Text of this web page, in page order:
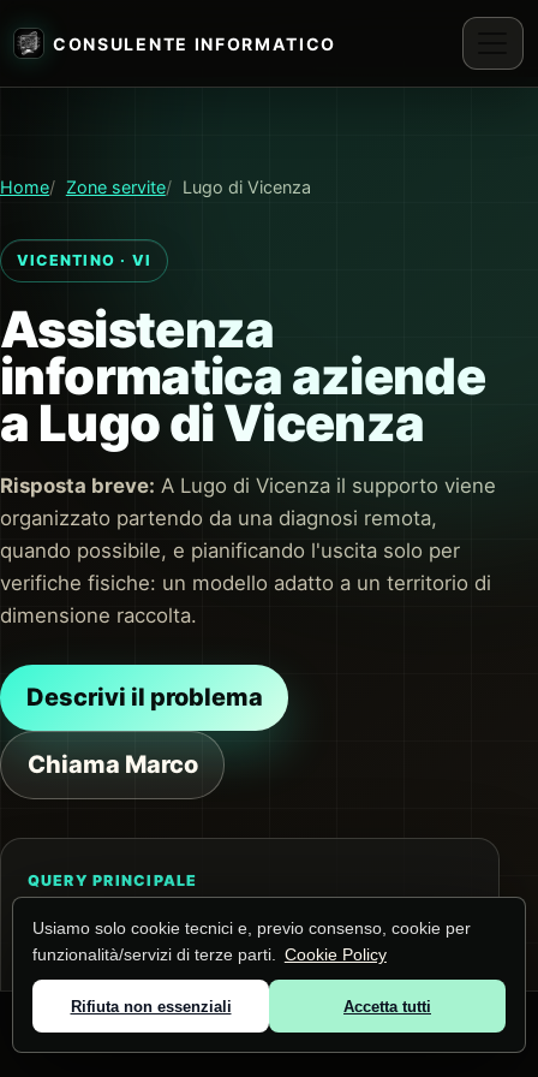
Usiamo solo cookie tecnici e, previo consenso, cookie per
funzionalità/servizi di terze parti.
Cookie Policy
Rifiuta non essenziali Accetta tutti
CONSULENTE INFORMATICO
Home Zone servite Lugo di Vicenza
VICENTINO · VI
Assistenza
informatica aziende
a Lugo di Vicenza
Risposta breve: A Lugo di Vicenza il supporto viene
organizzato partendo da una diagnosi remota,
quando possibile, e pianificando l'uscita solo per
verifiche fisiche: un modello adatto a un territorio di
dimensione raccolta.
Descrivi il problema
Chiama Marco
QUERY PRINCIPALE
Vicenza
La pagina risponde a questa ricerca e alle
domande collegate su assistenza IT per PMI.
© 2026 Marco Lunardi ·Zone servite·Privacy·Cookie